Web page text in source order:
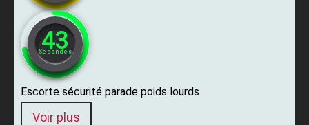
42
Secondes
Escorte sécurité parade poids lourds
Voir plus